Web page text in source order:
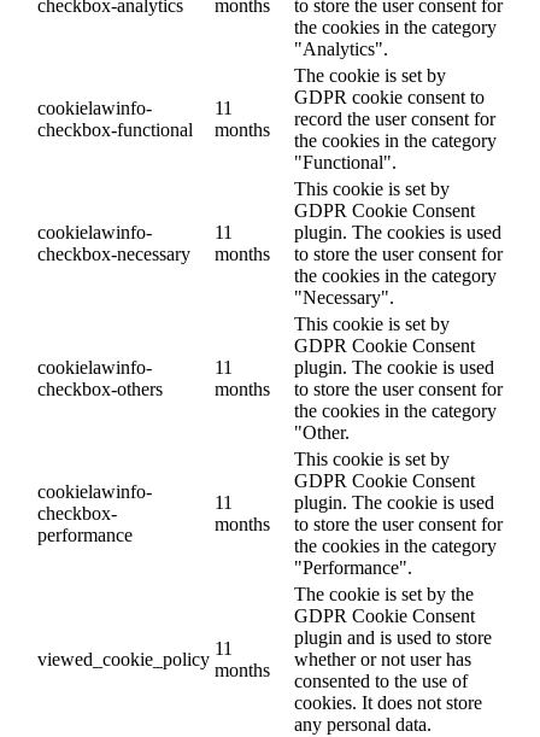
checkbox-analytics
months
to store the user consent for
the cookies in the category
"Analytics".
cookielawinfo-
checkbox-functional
11
months
The cookie is set by
GDPR cookie consent to
record the user consent for
the cookies in the category
"Functional".
cookielawinfo-
checkbox-necessary
11
months
This cookie is set by
GDPR Cookie Consent
plugin. The cookies is used
to store the user consent for
the cookies in the category
"Necessary".
cookielawinfo-
checkbox-others
11
months
This cookie is set by
GDPR Cookie Consent
plugin. The cookie is used
to store the user consent for
the cookies in the category
"Other.
cookielawinfo-
checkbox-
performance
11
months
This cookie is set by
GDPR Cookie Consent
plugin. The cookie is used
to store the user consent for
the cookies in the category
"Performance".
viewed_cookie_policy
11
months
The cookie is set by the
GDPR Cookie Consent
plugin and is used to store
whether or not user has
consented to the use of
cookies. It does not store
any personal data.